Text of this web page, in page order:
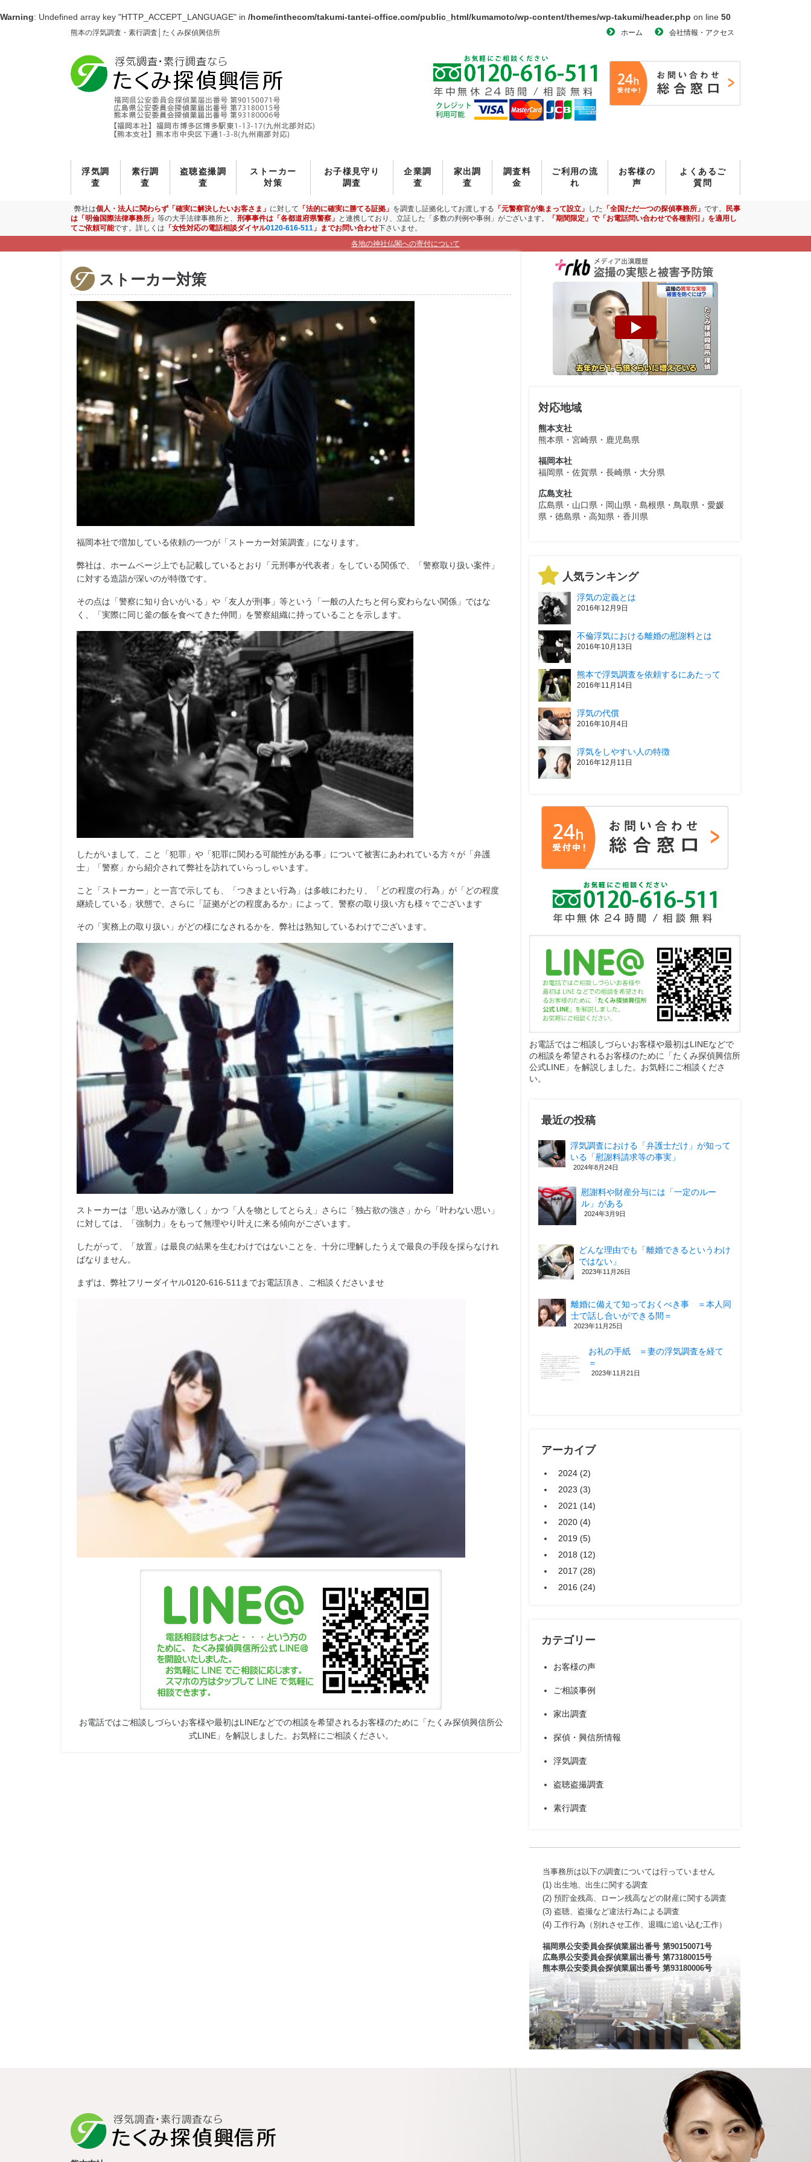
Warning: Undefined array key "HTTP_ACCEPT_LANGUAGE" in /home/inthecom/takumi-tantei-office.com/public_html/kumamoto/wp-content/themes/wp-takumi/header.php on line 50
熊本の浮気調査・素行調査│たくみ探偵興信所 ホーム 会社情報・アクセス
浮気調
査
素行調
査
盗聴盗撮調
査
ストーカー
対策
お子様見守り
調査
企業調
査
家出調
査
調査料
金
ご利用の流
れ
お客様の
声
よくあるご
質問
弊社は個人・法人に関わらず「確実に解決したいお客さま」 に対して 「法的に確実に勝てる証拠」 を調査し証拠化してお渡しする 「元警察官が集まって設立」 した 「全国ただ一つの探偵事務所」 です。
民事
は「明倫国際法律事務所」 等の大手法律事務所と、 刑事事件は「各都道府県警察」 と連携しており、立証した「多数の判例や事例」がございます。
「期間限定」で「お電話問い合わせで各種割引」を適用し
てご依頼可能です。詳しくは 「女性対応の電話相談ダイヤル0120-616-511 」までお問い合わせ下さいませ。
各地の神社仏閣への寄付について
ストーカー対策
福岡本社で増加している依頼の一つが「ストーカー対策調査」になります。
弊社は、ホームページ上でも記載しているとおり「元刑事が代表者」をしている関係で、「警察取り扱い案件」
に対する造詣が深いのが特徴です。
その点は「警察に知り合いがいる」や「友人が刑事」等という「一般の人たちと何ら変わらない関係」ではな
く、「実際に同じ釜の飯を食べてきた仲間」を警察組織に持っていることを示します。
したがいまして、こと「犯罪」や「犯罪に関わる可能性がある事」について被害にあわれている方々が「弁護
士」「警察」から紹介されて弊社を訪れていらっしゃいます。
こと「ストーカー」と一言で示しても、「つきまとい行為」は多岐にわたり、「どの程度の行為」が「どの程度
継続している」状態で、さらに「証拠がどの程度あるか」によって、警察の取り扱い方も様々でございます
その「実務上の取り扱い」がどの様になされるかを、弊社は熟知しているわけでございます。
ストーカーは「思い込みが激しく」かつ「人を物としてとらえ」さらに「独占欲の強さ」から「叶わない思い」
に対しては、「強制力」をもって無理やり叶えに来る傾向がございます。
したがって、「放置」は最良の結果を生むわけではないことを、十分に理解したうえで最良の手段を採らなけれ
ばなりません。
まずは、弊社フリーダイヤル0120-616-511までお電話頂き、ご相談くださいませ
お電話ではご相談しづらいお客様や最初はLINEなどでの相談を希望されるお客様のために「たくみ探偵興信所公
式LINE」を解説しました。お気軽にご相談ください。
対応地域
熊本支社
熊本県・宮崎県・鹿児島県
福岡本社
福岡県・佐賀県・長崎県・大分県
広島支社
広島県・山口県・岡山県・島根県・鳥取県・愛媛
県・徳島県・高知県・香川県
人気ランキング
浮気の定義とは
2016年12月9日
不倫浮気における離婚の慰謝料とは
2016年10月13日
熊本で浮気調査を依頼するにあたって
2016年11月14日
浮気の代償
2016年10月4日
浮気をしやすい人の特徴
2016年12月11日
お電話ではご相談しづらいお客様や最初はLINEなどで
の相談を希望されるお客様のために「たくみ探偵興信所
公式LINE」を解説しました。お気軽にご相談くださ
い。
最近の投稿
浮気調査における「弁護士だけ」が知って
いる「慰謝料請求等の事実」
2024年8月24日
慰謝料や財産分与には「一定のルー
ル」がある
2024年3月9日
どんな理由でも「離婚できるというわけ
ではない」
2023年11月26日
離婚に備えて知っておくべき事 ＝本人同
士で話し合いができる間＝
2023年11月25日
お礼の手紙 ＝妻の浮気調査を経て
＝
2023年11月21日
アーカイブ
2024 (2)
2023 (3)
2021 (14)
2020 (4)
2019 (5)
2018 (12)
2017 (28)
2016 (24)
カテゴリー
お客様の声
ご相談事例
家出調査
探偵・興信所情報
浮気調査
盗聴盗撮調査
素行調査
当事務所は以下の調査については行っていません
(1) 出生地、出生に関する調査
(2) 預貯金残高、ローン残高などの財産に関する調査
(3) 盗聴、盗撮など違法行為による調査
(4) 工作行為（別れさせ工作、退職に追い込む工作）
福岡県公安委員会探偵業届出番号 第90150071号
広島県公安委員会探偵業届出番号 第73180015号
熊本県公安委員会探偵業届出番号 第93180006号